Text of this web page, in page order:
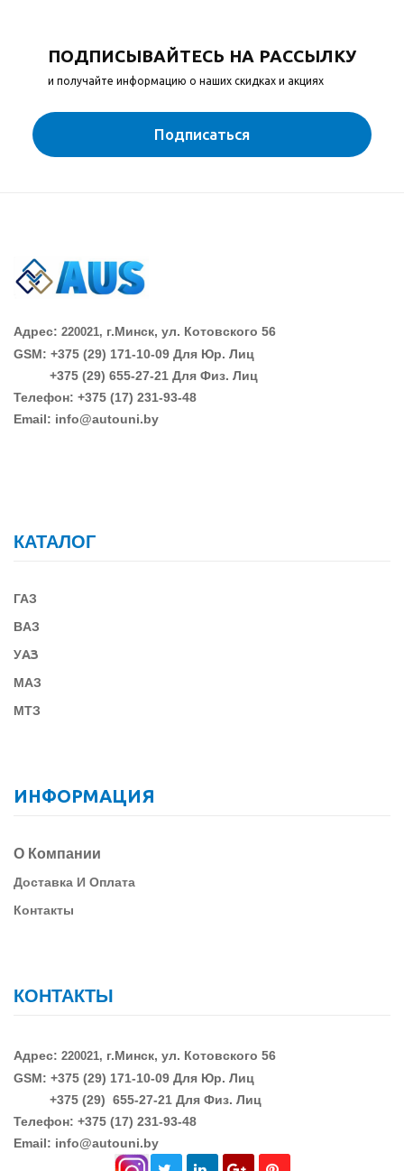
ПОДПИСЫВАЙТЕСЬ НА РАССЫЛКУ
и получайте информацию о наших скидках и акциях
Подписаться
Адрес: 220021, г.Минск, ул. Котовского 56
GSM: +375 (29) 171-10-09 Для Юр. Лиц
+375 (29) 655-27-21 Для Физ. Лиц
Телефон: +375 (17) 231-93-48
Email: info@autouni.by
КАТАЛОГ
ГАЗ
ВАЗ
УАЗ
МАЗ
МТЗ
ИНФОРМАЦИЯ
О Компании
ДОставка И Оплата
Контакты
КОНТАКТЫ
Адрес: 220021, г.Минск, ул. Котовского 56
GSM: +375 (29) 171-10-09 Для Юр. Лиц
+375 (29) 655-27-21 Для Физ. Лиц
Телефон: +375 (17) 231-93-48
Email: info@autouni.by